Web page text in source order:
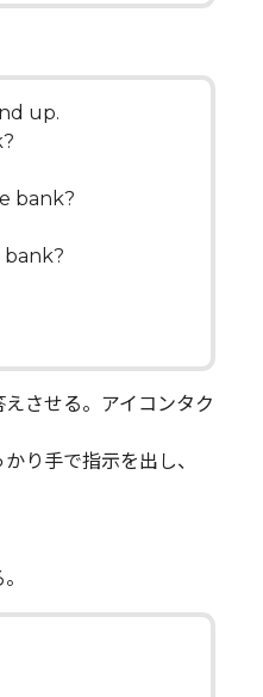
up.
bank?
bank?
させる。アイコンタク
かり手で指示を出し、